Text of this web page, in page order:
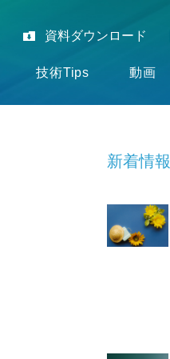
資料ダウンロード
技術Tips 動画
新着情報